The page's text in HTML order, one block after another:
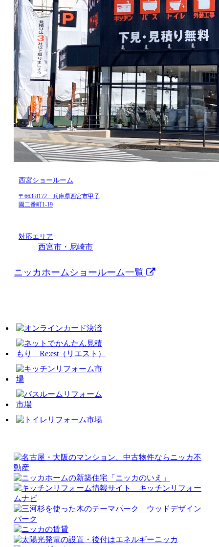
西宮ショールーム
〒663-8172 兵庫県西宮市甲子
園二番町1-19
対応エリア
西宮市・尼崎市
ニッカホームショールーム一覧